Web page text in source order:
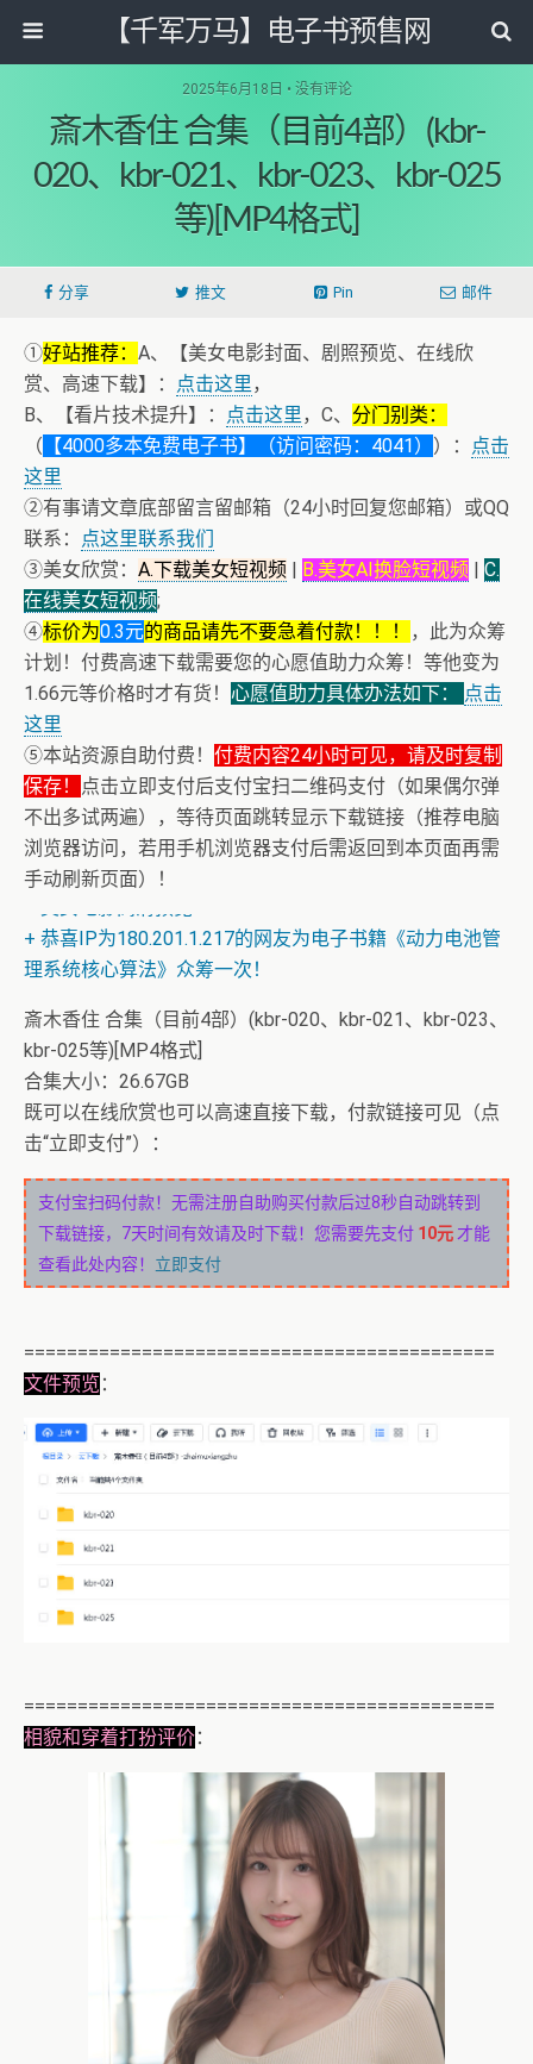
【千军万马】电子书预售网
2025年6月18日 • 没有评论
斎木香住 合集（目前4部）(kbr-
020、kbr-021、kbr-023、kbr-025
等)[MP4格式]
分享 推文 Pin 邮件
①好站推荐： A、【美女电影封面、剧照预览、在线欣
赏、高速下载】：
点击这里，
B、【看片技术提升】：
点击这里，C、 分门别类：
（ 【4000多本免费电子书】（访问密码：4041） ）：
点击
这里
②有事请文章底部留言留邮箱（24小时回复您邮箱）或QQ
联系：
点这里联系我们
③美女欣赏： A.下载美女短视频 | B.美女AI换脸短视频 | C.
在线美女短视频;
④标价为0.3元的商品请先不要急着付款！！！
，此为众筹
计划！付费高速下载需要您的心愿值助力众筹！等他变为
1.66元等价格时才有货！ 心愿值助力具体办法如下：
点击
这里
⑤本站资源自助付费！ 付费内容24小时可见，请及时复制
保存！
点击立即支付后支付宝扫二维码支付（如果偶尔弹
不出多试两遍），等待页面跳转显示下载链接（推荐电脑
浏览器访问，若用手机浏览器支付后需返回到本页面再需
手动刷新页面）！
+ 恭喜IP为180.201.1.217的网友为电子书籍《动力电池管
理系统核心算法》众筹一次！
斎木香住 合集（目前4部）(kbr-020、kbr-021、kbr-023、
kbr-025等)[MP4格式]
合集大小：26.67GB
既可以在线欣赏也可以高速直接下载，付款链接可见（点
击“立即支付”）：
支付宝扫码付款！无需注册自助购买付款后过8秒自动跳转到
下载链接，7天时间有效请及时下载！您需要先支付 10元 才能
查看此处内容！ 立即支付
============================================
文件预览 ：
============================================
相貌和穿着打扮评价：